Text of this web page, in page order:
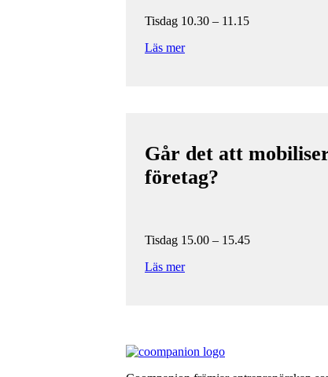
Tisdag 10.30 – 11.15
Läs mer
Går det att
företag?
Tisdag 15.00 – 15.45
Läs mer